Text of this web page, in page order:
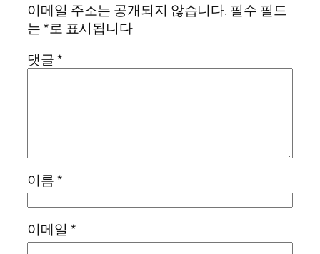
이메일 주소는 공개되지 않습니다. 필수 필드
는*로 표시됩니다
댓글*
이름*
이메일 *